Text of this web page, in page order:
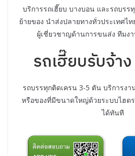
บริการรถเฮี๊ยบ บางบอน และรถบรร
ย้ายของ นำส่งปลายทางทั่วประเทศไ
ผู้เชี่ยวชาญด้านการขนส่ง ทีมง
รถเฮี๊ยบรับจ้า
รถบรรทุกติดเครน 3-5 ตัน บริการง
หรือของที่มีขนาดใหญ่ด้วยระบบไฮด
ได้ทันที